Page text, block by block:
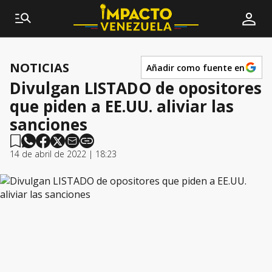
NOTICIAS Añadir como fuente en
Divulgan LISTADO de opositores
que piden a EE.UU. aliviar las
sanciones
14 de abril de 2022 | 18:23